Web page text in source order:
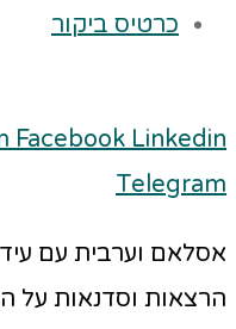
כרטיס ביקור
Facebook Linkedin
Telegram
אסלאם וערבית עם
הרצאות וסדנאות על